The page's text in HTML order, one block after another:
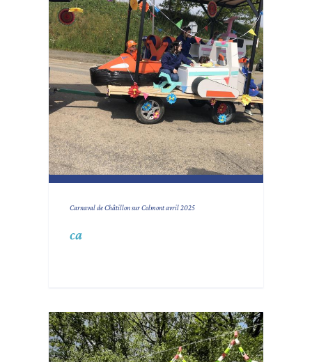
Carnaval de Châtillon sur Colmont avril 2025
ca